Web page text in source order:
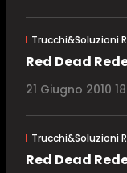
Trucchi&Soluzioni
Red Dead
21 Giugno 2010
Trucchi&Soluzioni
Red Dead